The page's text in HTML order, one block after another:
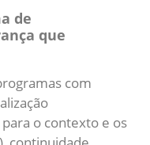
de
que
com
o contexto e os